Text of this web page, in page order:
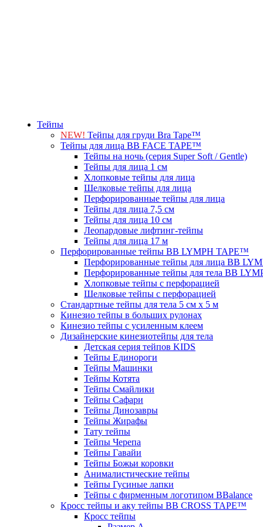
Тейпы
NEW! Тейпы для груди Bra Tape™
Тейпы для лица BB FACE TAPE™
Тейпы на ночь (серия Super Soft / Gentle)
Тейпы для лица 1 см
Хлопковые тейпы для лица
Шелковые тейпы для лица
Перфорированные тейпы для лица
Тейпы для лица 7,5 см
Тейпы для лица 10 см
Леопардовые лифтинг-тейпы
Тейпы для лица 17 м
Перфорированные тейпы BB LYMPH TAPE™
Перфорированные тейпы для лица BB
Перфорированные тейпы для тела BB
Хлопковые тейпы с перфорацией
Шелковые тейпы с перфорацией
Стандартные тейпы для тела 5 см x 5 м
Кинезио тейпы в больших рулонах
Кинезио тейпы с усиленным клеем
Дизайнерские кинезиотейпы для тела
Детская серия тейпов KIDS
Тейпы Единороги
Тейпы Машинки
Тейпы Котята
Тейпы Смайлики
Тейпы Сафари
Тейпы Динозавры
Тейпы Жирафы
Тату тейпы
Тейпы Черепа
Тейпы Гавайи
Тейпы Божьи коровки
Анималистические тейпы
Тейпы Гусиные лапки
Тейпы с фирменным логотипом BBalance
Кросс тейпы и аку тейпы BB CROSS TAPE™
Кросс тейпы